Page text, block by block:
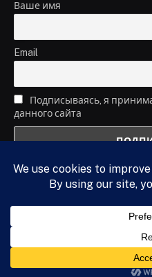
Ваше имя
Email
Подписываясь, я
данного сайта
© 2014-